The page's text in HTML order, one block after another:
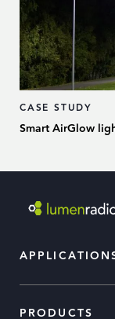
CASE STUDY
Smart AirGlow
PRODUCTS